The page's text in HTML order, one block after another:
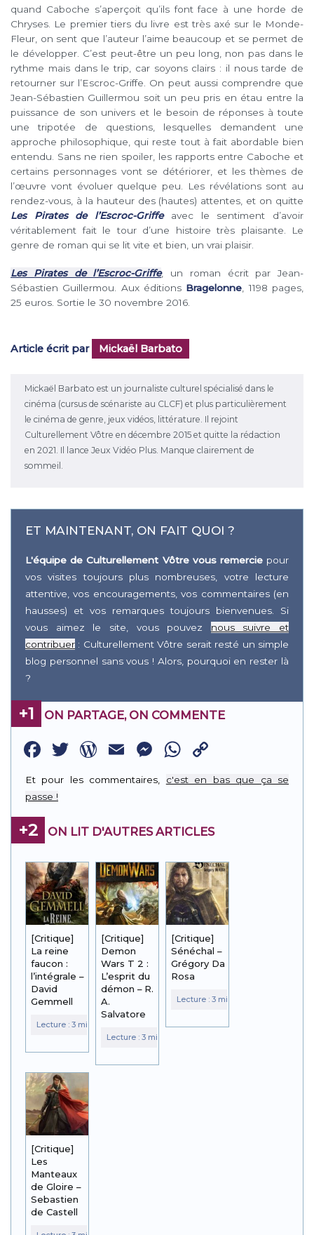
quand Caboche s’aperçoit qu’ils font face à une horde de
Chryses. Le premier tiers du livre est très axé sur le Monde-
Fleur, on sent que l’auteur l’aime beaucoup et se permet de
le développer. C’est peut-être un peu long, non pas dans le
rythme mais dans le trip, car soyons clairs : il nous tarde de
retourner sur l’Escroc-Griffe. On peut aussi comprendre que
Jean-Sébastien Guillermou soit un peu pris en étau entre la
puissance de son univers et le besoin de réponses à toute
une tripotée de questions, lesquelles demandent une
approche philosophique, qui reste tout à fait abordable bien
entendu. Sans ne rien spoiler, les rapports entre Caboche et
certains personnages vont se détériorer, et les thèmes de
l’œuvre vont évoluer quelque peu. Les révélations sont au
rendez-vous, à la hauteur des (hautes) attentes, et on quitte
Les Pirates de l’Escroc-Griffeavec le sentiment d’avoir
véritablement fait le tour d’une histoire très plaisante. Le
genre de roman qui se lit vite et bien, un vrai plaisir.
Les Pirates de l’Escroc-Griffe, un roman écrit par Jean-
Sébastien Guillermou. Aux éditions Bragelonne , 1198 pages,
25 euros. Sortie le 30 novembre 2016.
Article écrit par Mickaël Barbato
Mickaël Barbato est un journaliste culturel spécialisé dans le
cinéma (cursus de scénariste au CLCF) et plus particulièrement
le cinéma de genre, jeux vidéos, littérature. Il rejoint
Culturellement Vôtre en décembre 2015 et quitte la rédaction
en 2021. Il lance Jeux Vidéo Plus. Manque clairement de
sommeil.
ET MAINTENANT, ON FAIT QUOI ?
L'équipe de Culturellement Vôtre vous remerciepour
vos visites toujours plus nombreuses, votre lecture
attentive, vos encouragements, vos commentaires (en
hausses) et vos remarques toujours bienvenues. Si
vous aimez le site, vous pouvez nous suivre et
contribuer : Culturellement Vôtre serait resté un simple
blog personnel sans vous ! Alors, pourquoi en rester là
?
+1 ON PARTAGE, ON COMMENTE
Facebook
Twitter
WordPress
EmailMessenger
WhatsApp
Link
Et pour les commentaires, c'est en bas que ça se
passe !
+2 ON LIT D'AUTRES ARTICLES
[Critique]
La reine
faucon :
l’intégrale –
David
Gemmell
[Critique]
Demon
Wars T 2 :
L’esprit du
démon – R.
A.
Salvatore
[Critique]
Sénéchal –
Grégory Da
Rosa
[Critique]
Les
Manteaux
de Gloire –
Sebastien
de Castell